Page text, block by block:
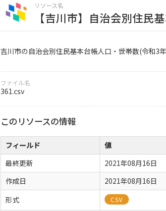
リソース名
【吉川市】自治会別住民
吉川市の自治会別住民基本台帳人口・世帯数(令和3
ファイル名
361.csv
このリソースの情報
フィールド
値
最終更新
2021年08月16日
作成日
2021年08月16日
形式
CSV